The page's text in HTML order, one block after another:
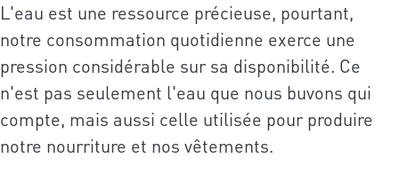
L'eau est une ressource précieuse, pourtant,
notre consommation quotidienne exerce une
pression considérable sur sa disponibilité. Ce
n'est pas seulement l'eau que nous buvons qui
compte, mais aussi celle utilisée pour produire
notre nourriture et nos vêtements.